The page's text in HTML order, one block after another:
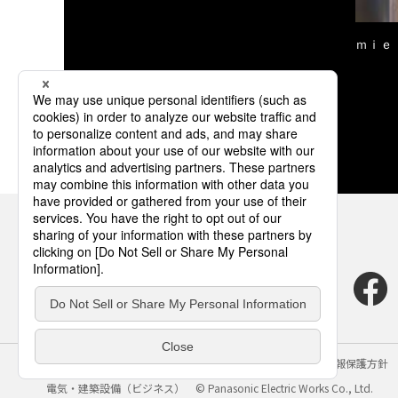
ｍｉｅ
サイトのご利用にあたって クッキーポリシー
個人情報保護方針
電気・建築設備（ビジネス）
© Panasonic Electric Works Co., Ltd.